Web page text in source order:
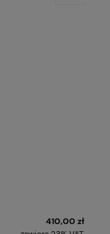
410,00 zł